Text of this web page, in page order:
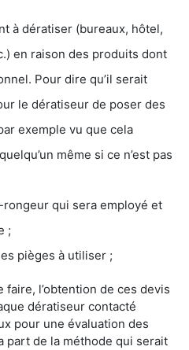
à dératiser (bureaux, hôtel,
en raison des produits dont
Pour dire qu’il serait
le dératiseur de poser des
exemple vu que cela
même si ce n’est pas
qui sera employé et
;
pièges à utiliser ;
faire, l’obtention de ces devis
dératiseur contacté
pour une évaluation des
part de la méthode qui serait